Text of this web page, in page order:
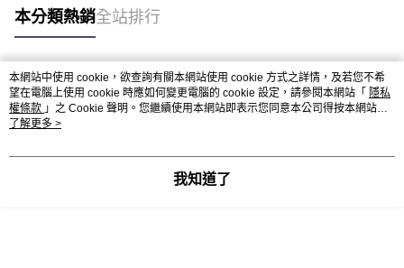
本分類熱銷全站排行
熱門標籤
本網站中使用 cookie，欲查詢有關本網站使用 cookie 方式之詳情，及若您不希
望在電腦上使用 cookie 時應如何變更電腦的 cookie 設定，請參閱本網站「 隱私
權條款 」之 Cookie 聲明。您繼續使用本網站即表示您同意本公司得按本網站使
用條款之 Cookie 聲明使用 cookie。
了解更多 >
我知道了